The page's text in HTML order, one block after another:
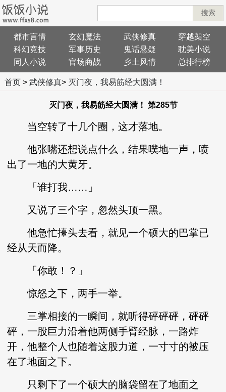
搜索
都市言情 玄幻魔法 武侠修真
穿越架空
科幻竞技
军事历史 鬼话悬疑
耽美小说
同人小说
官场商战 乡土风情 总排行榜
首页> 武侠修真> 灭门夜，我易筋经大圆满！
灭门夜，我易筋经大圆满！ 第285节
当空转了十几个圈，这才落地。
他张嘴还想说点什么，结果噗地一声，喷
出了一地的大黄牙。
「谁打我……」
又说了三个字，忽然头顶一黑。
他急忙擡头去看，就见一个硕大的巴掌已
经从天而降。
「你敢！？」
惊怒之下，两手一举。
三掌相接的一瞬间，就听得砰砰砰，砰砰
砰，一股巨力沿着他两侧手臂经脉，一路炸
开，他整个人也随着这股力道，一寸寸的被压
在了地面之下。
只剩下了一个硕大的脑袋留在了地面之